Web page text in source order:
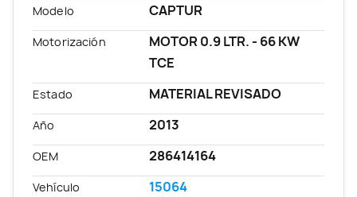
Modelo CAPTUR
Motorización
MOTOR 0.9 LTR. - 66 KW
TCE
Estado MATERIAL REVISADO
Año 2013
OEM 286414164
Vehículo 15064